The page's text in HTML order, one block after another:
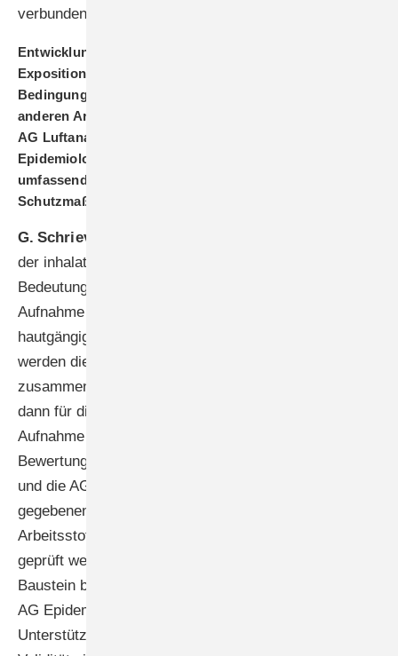
verbunden ist.
Entwicklungstoxizität kann durch verschiedene
Expositionspfade und unter verschiedenen
Bedingungen auftreten. Wie kooperiert Ihre AG mit
anderen Arbeitsgruppen der Senatskommission, wie der
AG Luftanalysen, der AG Hautresorption oder der AG
Epidemiologie und Statistik, um ein möglichst
umfassendes Bild der Risiken zu erhalten und die
Schutzmaßnahmen optimal aufeinander abzustimmen?
G. Schriever-Schwemmer:
der inhalativen Aufnahme eines Stoffes die größte
Bedeutung zu, daneben spielt noch die dermale
Aufnahme eine Rolle, besonders wenn der Stoff gut
hautgängig ist. Im Falle einer guten Hautgängigkeit
werden die Daten in der AG Hautresorption
zusammengetragen und bewertet. Daraus resultiert
dann für die AG Entwicklungstoxizität eine prozentuale
Aufnahme durch die Haut, die entsprechend bei der
Bewertung berücksichtigt wird. Die AG Luftanalysen
und die AG Analysen im biologischen Material werden
gegebenenfalls kontaktiert, wenn Messungen des
Arbeitsstoffes in Veröffentlichungen auf ihre Validität
geprüft werden müssen. Dies ist ein wichtiger
Baustein bei der Beurteilung der Studienqualität. Die
AG Epidemiologie und Statistik wird dann um
Unterstützung gebeten, wenn es darum geht, die